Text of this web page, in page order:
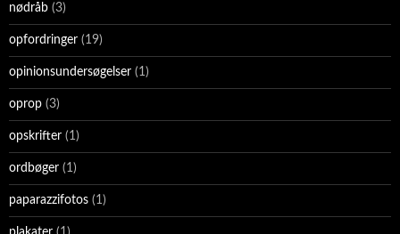
nødråb (3)
opfordringer (19)
opinionsundersøgelser (1)
oprop (3)
opskrifter (1)
ordbøger (1)
paparazzifotos (1)